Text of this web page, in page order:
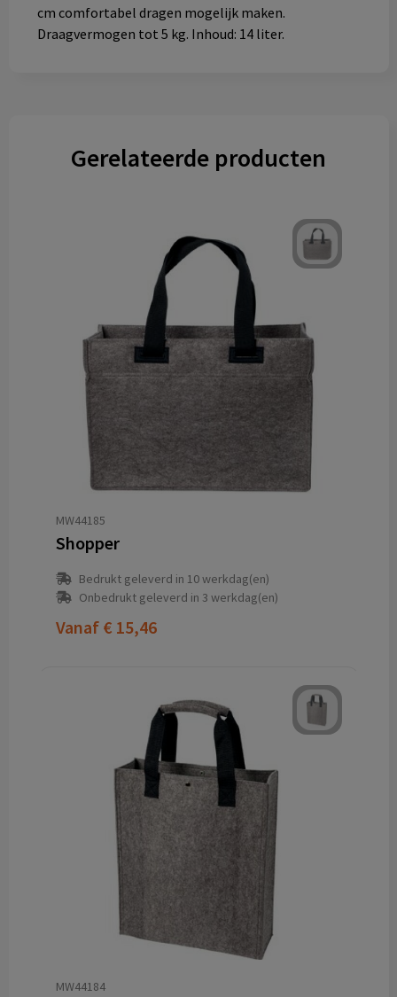
cm comfortabel dragen mogelijk maken.
Draagvermogen tot 5 kg. Inhoud: 14 liter.
Gerelateerde producten
MW44185
Shopper
Bedrukt geleverd in 10 werkdag(en)
Onbedrukt geleverd in 3 werkdag(en)
Vanaf € 15,46
MW44184